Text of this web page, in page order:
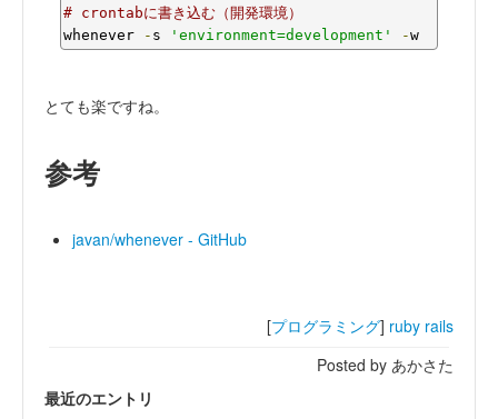
# crontabに書き込む（開発環境）
whenever
- s 'environment=development' -w
とても楽ですね。
参考
javan/whenever - GitHub
[プログラミング] ruby rails
Posted by あかさた
最近のエントリ